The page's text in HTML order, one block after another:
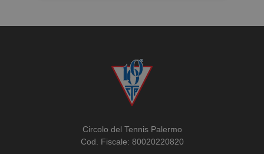
Circolo del Tennis Palermo
Cod. Fiscale: 80020220820